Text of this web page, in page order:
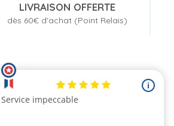
LIVRAISON OFFERTE
dès 60€ d'achat (Point Relais)